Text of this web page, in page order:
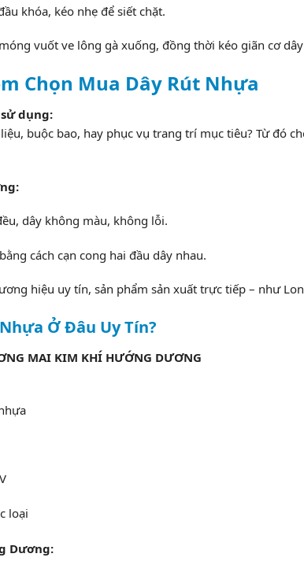
khóa, kéo nhẹ để siết chặt.
vuốt ve lông gà xuống, đồng thời kéo giãn cơ
Chọn Mua Dây Rút Nhựa
dụng:
buộc bao, hay phục vụ trang trí mục tiêu? Từ đó
dây không màu, không lỗi.
cách cạn cong hai đầu dây nhau.
hiệu uy tín, sản phẩm sản xuất trực tiếp – như
Ở Đâu Uy Tín?
MAI KIM KHÍ HƯỚNG DƯƠNG
loại
Dương: